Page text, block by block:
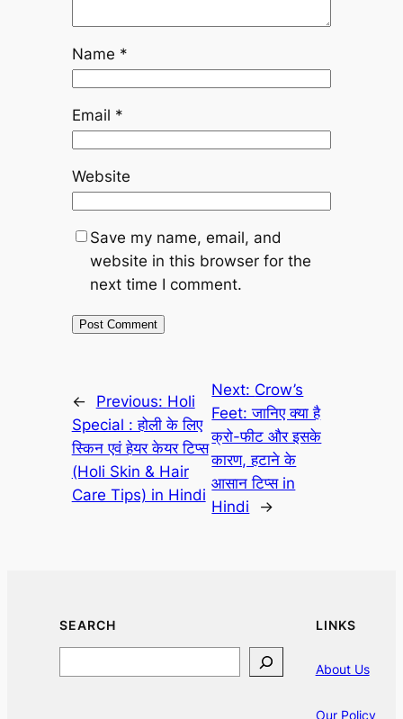
Name *
Email *
Website
Save my name, email, and
website in this browser for the
next time I comment.
← Previous: Holi
Special : होली के लिए
स्किन एवं हेयर केयर टिप्स
(Holi Skin & Hair
Care Tips) in Hindi
Next: Crow’s
Feet: जानिए क्या है
क्रो-फीट और इसके
कारण, हटाने के
आसान टिप्स in
Hindi
→
SEARCH LINKS
About Us
Our Policy